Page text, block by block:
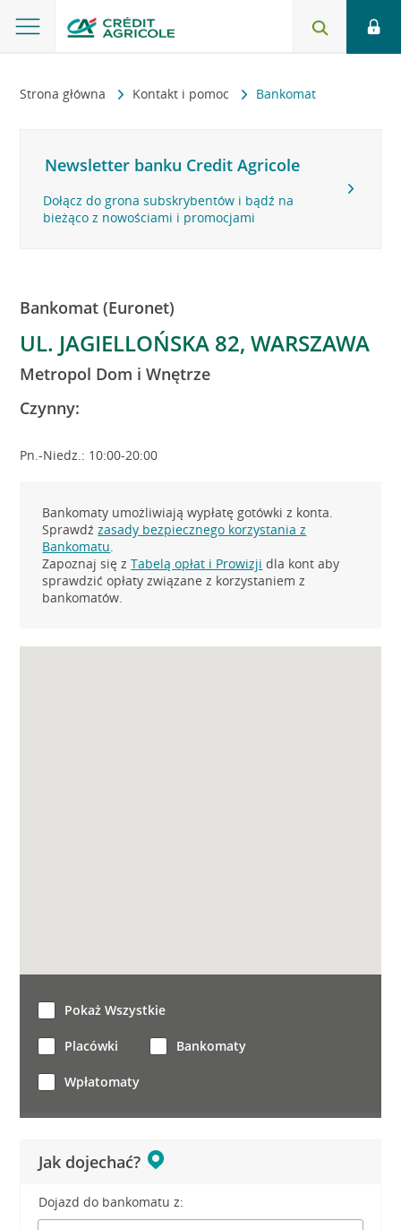
Strona główna Kontakt i pomoc Bankomat
Newsletter banku Credit Agricole
Dołącz do grona subskrybentów i bądź na
bieżąco z nowościami i promocjami
Bankomat (Euronet)
UL. JAGIELLOŃSKA 82, WARSZAWA
Metropol Dom i Wnętrze
Czynny:
Pn.-Niedz.: 10:00-20:00
Bankomaty umożliwiają wypłatę gotówki z konta.
Sprawdźzasady bezpiecznego korzystania z
Bankomatu.
Zapoznaj się zTabelą opłat i Prowizji dla kont aby
sprawdzić opłaty związane z korzystaniem z
bankomatów.
Jak dojechać?
Dojazd do bankomatu z:
Pokaż Wszystkie
Placówki Bankomaty
Wpłatomaty